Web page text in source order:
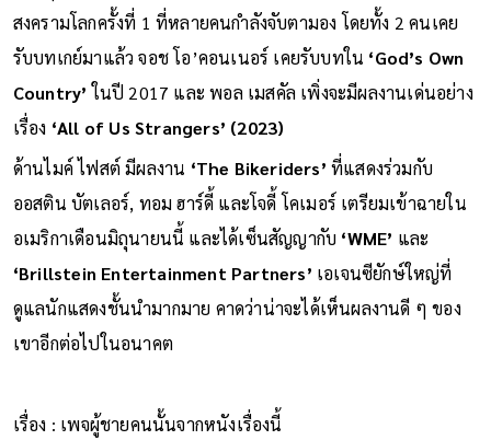
สงครามโลกครั้งที่ 1 ที่หลายคนกำลังจับตามอง โดยทั้ง 2 คนเคย
รับบทเกย์มาแล้ว จอช โอ’คอนเนอร์ เคยรับบทใน ‘God’s Own
Country’ ในปี 2017 และ พอล เมสคัล เพิ่งจะมีผลงานเด่นอย่าง
เรื่อง ‘All of Us Strangers’ (2023)
ด้านไมค์ ไฟสต์ มีผลงาน ‘The Bikeriders’ที่แสดงร่วมกับ
ออสติน บัตเลอร์, ทอม ฮาร์ดี้ และโจดี้ โคเมอร์ เตรียมเข้าฉายใน
อเมริกาเดือนมิถุนายนนี้ และได้เซ็นสัญญากับ ‘WME’ และ
‘Brillstein Entertainment Partners’ เอเจนซียักษ์ใหญ่ที่
ดูแลนักแสดงชั้นนำมากมาย คาดว่าน่าจะได้เห็นผลงานดี ๆ ของ
เขาอีกต่อไปในอนาคต
เรื่อง : เพจผู้ชายคนนั้นจากหนังเรื่องนี้